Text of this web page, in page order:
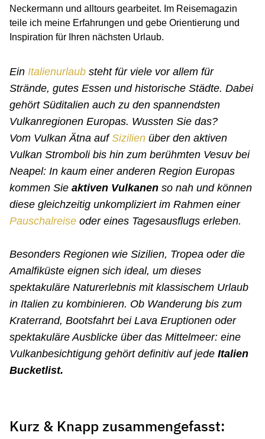
Neckermann und alltours gearbeitet. Im Reisemagazin
teile ich meine Erfahrungen und gebe Orientierung und
Inspiration für Ihren nächsten Urlaub.
Ein Italienurlaub steht für viele vor allem für
Strände, gutes Essen und historische Städte. Dabei
gehört Süditalien auch zu den spannendsten
Vulkanregionen Europas. Wussten Sie das?
Vom Vulkan Ätna aufSizilien über den aktiven
Vulkan Stromboli bis hin zum berühmten Vesuv bei
Neapel: In kaum einer anderen Region Europas
kommen Sie aktiven Vulkanen so nah und können
diese gleichzeitig unkompliziert im Rahmen einer
Pauschalreise oder eines Tagesausflugs erleben.
Besonders Regionen wie Sizilien, Tropea oder die
Amalfiküste eignen sich ideal, um dieses
spektakuläre Naturerlebnis mit klassischem Urlaub
in Italien zu kombinieren. Ob Wanderung bis zum
Kraterrand, Bootsfahrt bei Lava Eruptionen oder
spektakuläre Ausblicke über das Mittelmeer: eine
Vulkanbesichtigung gehört definitiv auf jede Italien
Bucketlist.
Kurz & Knapp zusammengefasst: